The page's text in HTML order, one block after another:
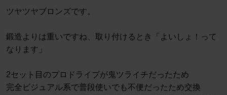
ツヤツヤブロンズです。
鍛造よりは重いですね、取り付けるとき「よいしょ！って
なります」
2セット目のプロドライブが鬼ツライチだったため
完全ビジュアル系で普段使いでも不便だったため交換